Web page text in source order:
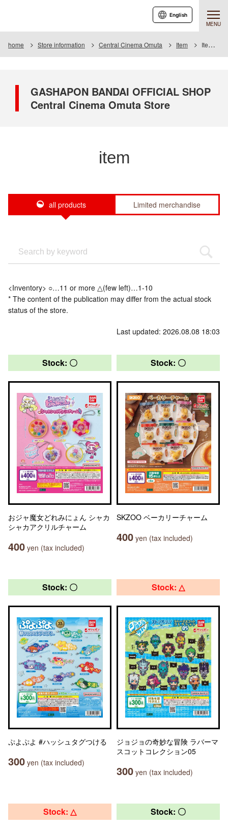
MENU
English
home Store information Central Cinema Omuta Item Item List
GASHAPON BANDAI OFFICIAL SHOP
Central Cinema Omuta Store
item
all products Limited merchandise
<Inventory> ○…11 or more △(few left)…1-10
* The content of the publication may differ from the actual stock
status of the store.
Last updated: 2026.08.08 18:03
Stock: 〇
おジャ魔女どれみにょん シャカ
シャカアクリルチャーム
400 yen (tax included)
Stock: 〇
SKZOO ベーカリーチャーム
400 yen (tax included)
Stock: 〇
ぷよぷよ #ハッシュタグつける
300 yen (tax included)
Stock: △
ジョジョの奇妙な冒険 ラバーマ
スコットコレクション05
300 yen (tax included)
Stock: △ Stock: 〇